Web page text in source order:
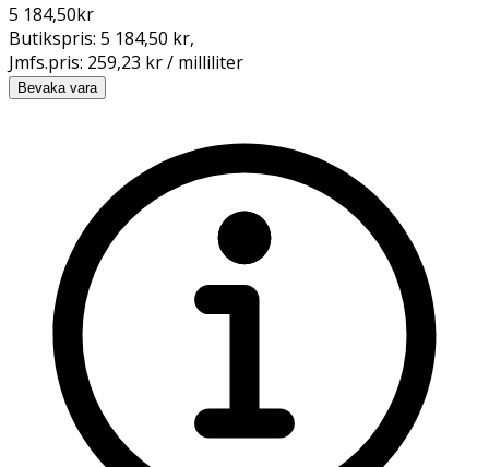
5 184,50kr
Butikspris: 5 184,50 kr,
Jmfs.pris: 259,23 kr / milliliter
Bevaka vara